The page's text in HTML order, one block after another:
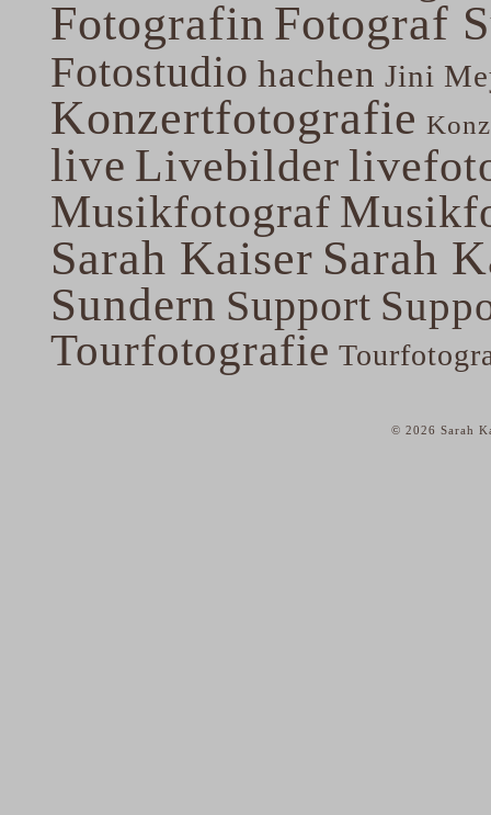
Fotografin Fotograf
Fotostudio hachen Jini
Konzertfotografie
live Livebilder
Musikfotograf
Sarah Kaiser Sarah
Sundern Support
Tourfotografie
© 2026 Sarah